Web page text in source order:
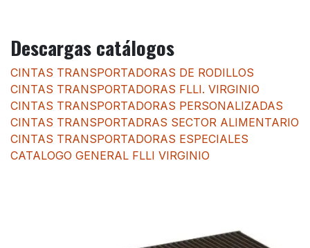
Descargas catálogos
CINTAS TRANSPORTADORAS DE RODILLOS
CINTAS TRANSPORTADORAS FLLI. VIRGINIO
CINTAS TRANSPORTADORAS PERSONALIZADAS
CINTAS TRANSPORTADRAS SECTOR ALIMENTARIO
CINTAS TRANSPORTADORAS ESPECIALES
CATALOGO GENERAL FLLI VIRGINIO